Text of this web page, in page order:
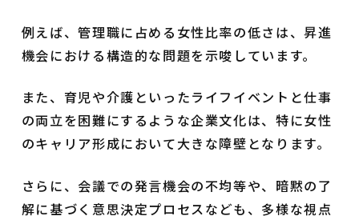
例えば、管理職に占める女性比率の低さは、昇進
機会における構造的な問題を示唆しています。
また、育児や介護といったライフイベントと仕事
の両立を困難にするような企業文化は、特に女性
のキャリア形成において大きな障壁となります。
さらに、会議での発言機会の不均等や、暗黙の了
解に基づく意思決定プロセスなども、多様な視点